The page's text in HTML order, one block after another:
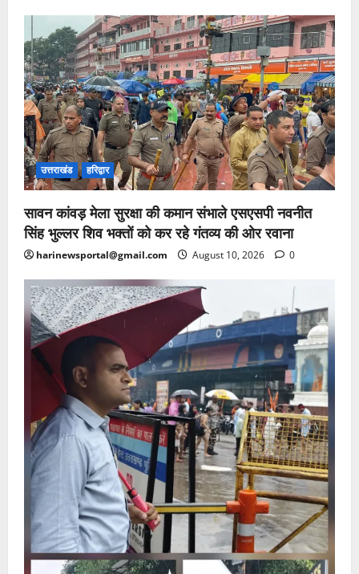
उत्तराखंड हरिद्वार
सावन कांवड़ मेला सुरक्षा की कमान संभाले एसएसपी नवनीत
सिंह भुल्लर शिव भक्तों को कर रहे गंतव्य की ओर रवाना
harinewsportal@gmail.com August 10, 2026 0